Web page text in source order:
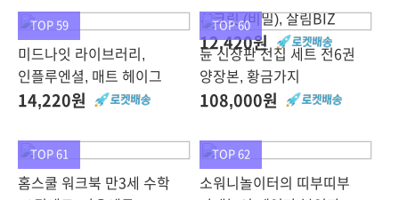
시크릿 (비밀), 살림BIZ
12,420원
TOP 59
미드나잇 라이브러리,
인플루엔셜, 매트 헤이그
14,220원
TOP 60
듄 신장판 전집 세트 전6권
양장본, 황금가지
108,000원
TOP 61
홈스쿨 워크북 만3세 수학
TOP 62
소워니놀이터의 띠부띠부